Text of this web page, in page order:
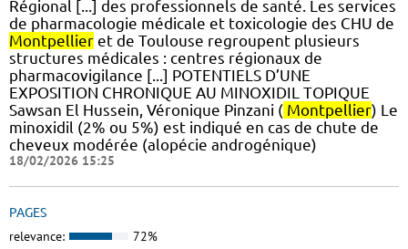
Régional [...] des professionnels de santé. Les services
de pharmacologie médicale et toxicologie des CHU de
Montpellier et de Toulouse regroupent plusieurs
structures médicales : centres régionaux de
pharmacovigilance [...] POTENTIELS D’UNE
EXPOSITION CHRONIQUE AU MINOXIDIL TOPIQUE
Sawsan El Hussein, Véronique Pinzani ( Montpellier) Le
minoxidil (2% ou 5%) est indiqué en cas de chute de
cheveux modérée (alopécie androgénique)
18/02/2026 15:25
PAGES
relevance: 72%